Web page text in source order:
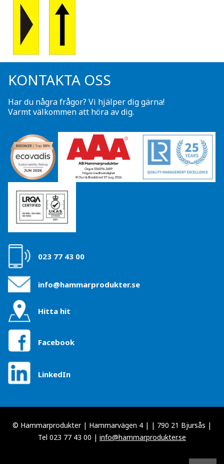
KONTAKTA OSS
Har du några frågor? Vi hjälper dig gärna!
Varmt välkommen att höra av dig.
023 77 43 00
info@hammarprodukter.se
Hitta hit
Facebook
LinkedIn
© Hammarprodukter | Hammarvägen 4 | | 790 21 Bjursås |
Tel 023 77 43 00 | info@hammarprodukter.se